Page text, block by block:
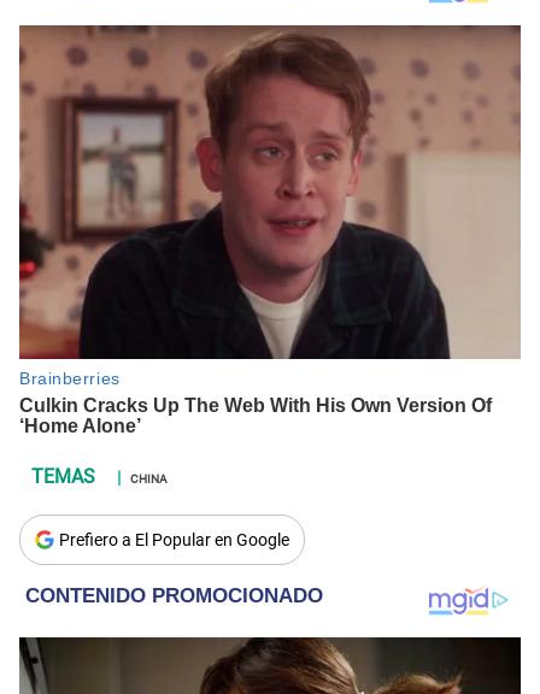
CHINA
Prefiero a El Popular en Google